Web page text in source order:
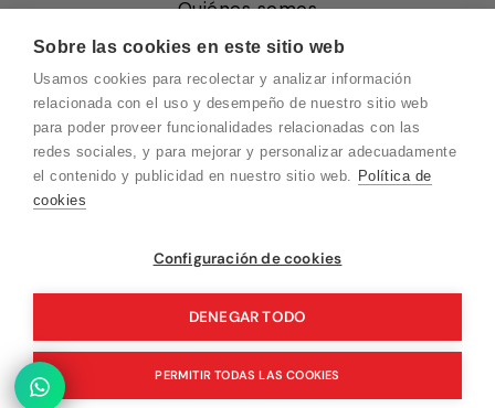
Sobre las cookies en este sitio web
Usamos cookies para recolectar y analizar información
relacionada con el uso y desempeño de nuestro sitio web
para poder proveer funcionalidades relacionadas con las
redes sociales, y para mejorar y personalizar adecuadamente
el contenido y publicidad en nuestro sitio web. Política de
cookies
Configuración de cookies
DENEGAR TODO
PERMITIR TODAS LAS COOKIES
Quiénes somos
Política de Cookies
Protección de Datos
Blog EN
Blog FR
© 2026 Pink Ant
Vuelvo en un momento. Recuerda que
nuestro horario de atención al cliente es de